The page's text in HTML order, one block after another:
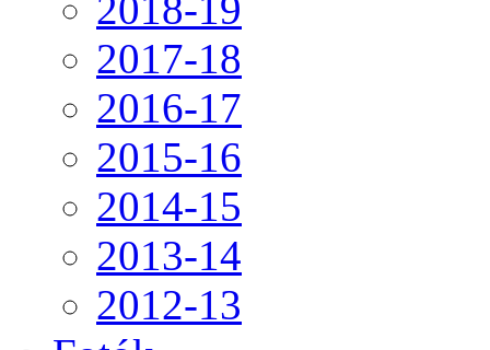
2017-18
2016-17
2015-16
2014-15
2013-14
2012-13